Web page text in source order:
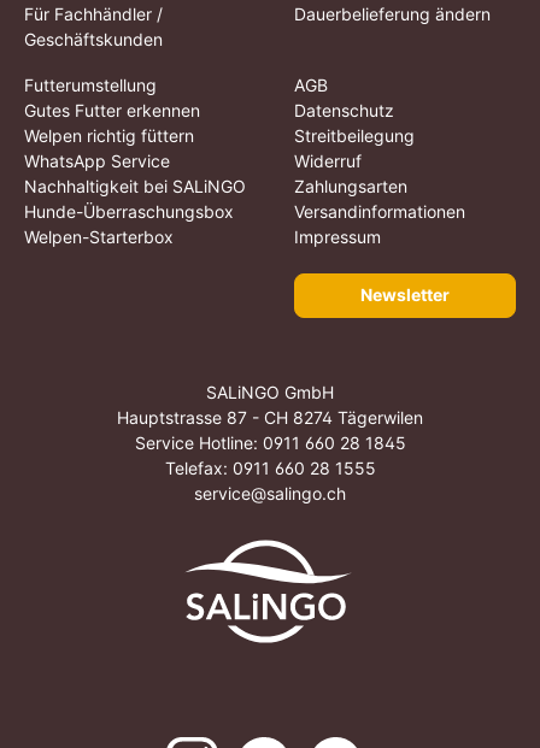
Für Fachhändler /
Geschäftskunden
Dauerbelieferung ändern
Futterumstellung
Gutes Futter erkennen
Welpen richtig füttern
WhatsApp Service
Nachhaltigkeit bei SALiNGO
Hunde-Überraschungsbox
Welpen-Starterbox
AGB
Datenschutz
Streitbeilegung
Widerruf
Zahlungsarten
Versandinformationen
Impressum
Newsletter
SALiNGO GmbH
Hauptstrasse 87 - CH 8274 Tägerwilen
Service Hotline: 0911 660 28 1845
Telefax: 0911 660 28 1555
service@salingo.ch